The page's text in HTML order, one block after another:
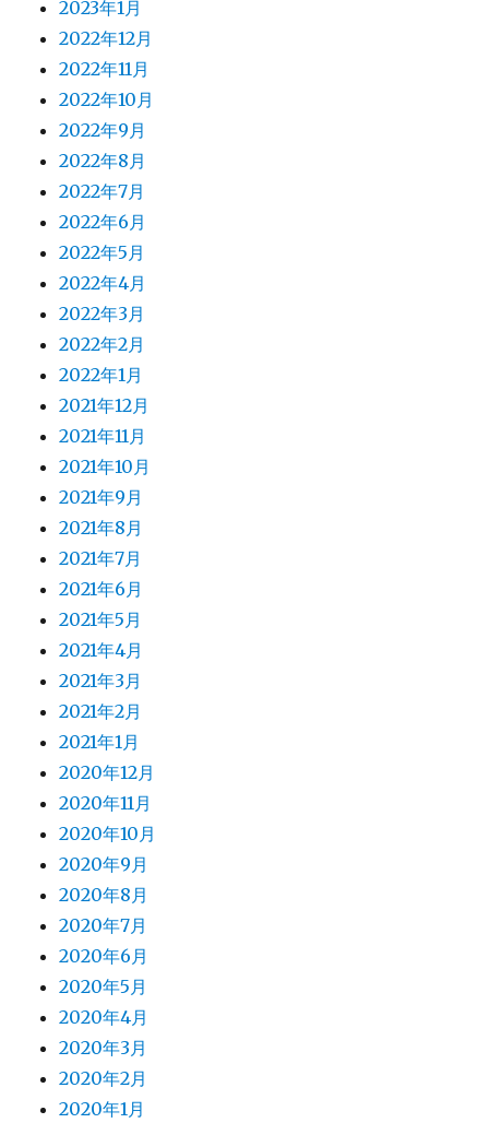
2023年1月
2022年12月
2022年11月
2022年10月
2022年9月
2022年8月
2022年7月
2022年6月
2022年5月
2022年4月
2022年3月
2022年2月
2022年1月
2021年12月
2021年11月
2021年10月
2021年9月
2021年8月
2021年7月
2021年6月
2021年5月
2021年4月
2021年3月
2021年2月
2021年1月
2020年12月
2020年11月
2020年10月
2020年9月
2020年8月
2020年7月
2020年6月
2020年5月
2020年4月
2020年3月
2020年2月
2020年1月